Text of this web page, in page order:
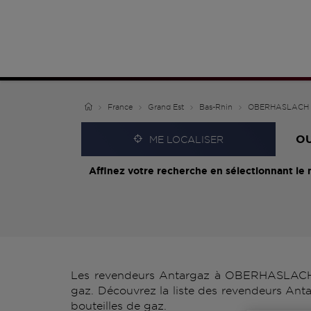
France Grand Est Bas-Rhin OBERHASLACH
ME LOCALISER
Affinez votre recherche en sélectionnant le
Les revendeurs Antargaz à
gaz. Découvrez la liste des revendeurs
bouteilles de gaz.